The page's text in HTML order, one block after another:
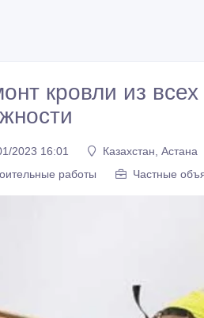
кровли из
2023 16:01
Казахстан, Астана
работы
Частные